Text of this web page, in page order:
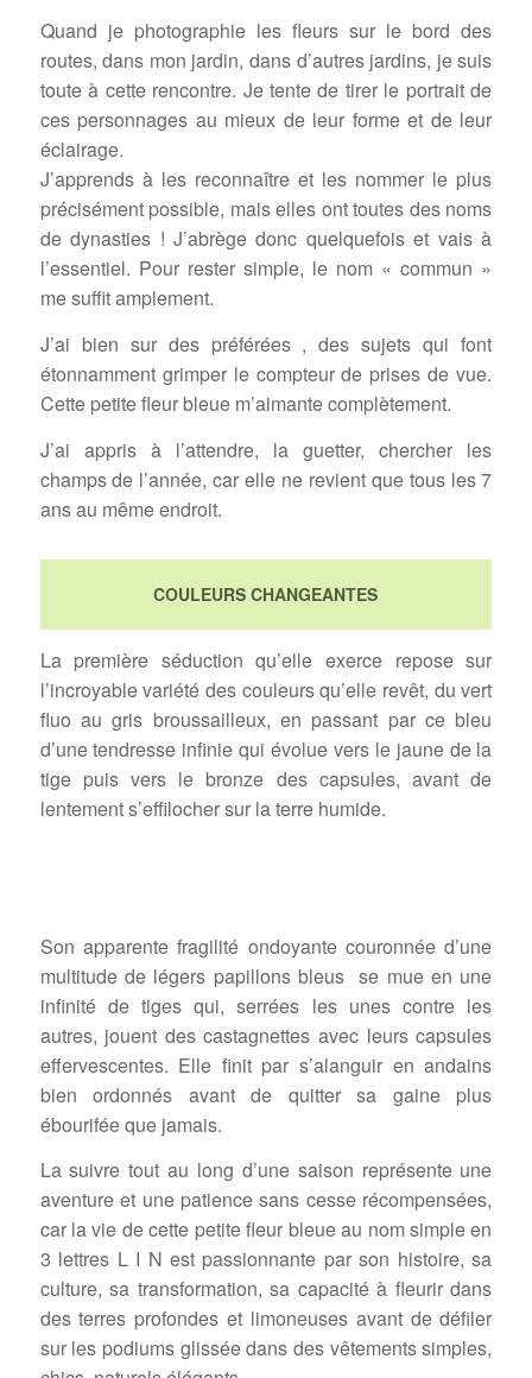
Quand je photographie les fleurs sur le bord des
routes, dans mon jardin, dans d’autres jardins, je suis
toute à cette rencontre. Je tente de tirer le portrait de
ces personnages au mieux de leur forme et de leur
éclairage.
J’apprends à les reconnaître et les nommer le plus
précisément possible, mais elles ont toutes des noms
de dynasties ! J’abrège donc quelquefois et vais à
l’essentiel. Pour rester simple, le nom « commun »
me suffit amplement.
J’ai bien sur des préférées , des sujets qui font
étonnamment grimper le compteur de prises de vue.
Cette petite fleur bleue m’aimante complètement.
J’ai appris à l’attendre, la guetter, chercher les
champs de l’année, car elle ne revient que tous les 7
ans au même endroit.
COULEURS CHANGEANTES
La première séduction qu’elle exerce repose sur
l’incroyable variété des couleurs qu’elle revêt, du vert
fluo au gris broussailleux, en passant par ce bleu
d’une tendresse infinie qui évolue vers le jaune de la
tige puis vers le bronze des capsules, avant de
lentement s’effilocher sur la terre humide.
Son apparente fragilité ondoyante couronnée d’une
multitude de légers papillons bleus se mue en une
infinité de tiges qui, serrées les unes contre les
autres, jouent des castagnettes avec leurs capsules
effervescentes. Elle finit par s’alanguir en andains
bien ordonnés avant de quitter sa gaine plus
ébourifée que jamais.
La suivre tout au long d’une saison représente une
aventure et une patience sans cesse récompensées,
car la vie de cette petite fleur bleue au nom simple en
3 lettres L I N est passionnante par son histoire, sa
culture, sa transformation, sa capacité à fleurir dans
des terres profondes et limoneuses avant de défiler
sur les podiums glissée dans des vêtements simples,